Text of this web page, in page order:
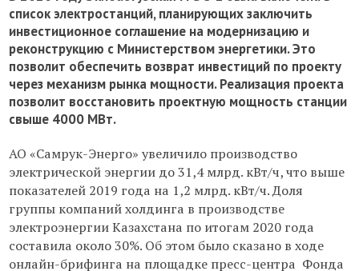
список электростанций, планирующих заключить
инвестиционное соглашение на модернизацию и
реконструкцию с Министерством энергетики. Это
позволит обеспечить возврат инвестиций по проекту
через механизм рынка мощности. Реализация проекта
позволит восстановить проектную мощность станции
свыше 4000 МВт.
АО «Самрук-Энерго» увеличило производство
электрической энергии до 31,4 млрд. кВт/ч, что выше
показателей 2019 года на 1,2 млрд. кВт/ч. Доля
группы компаний холдинга в производстве
электроэнергии Казахстана по итогам 2020 года
составила около 30%. Об этом было сказано в ходе
онлайн-брифинга на площадке пресс-центра Фонда